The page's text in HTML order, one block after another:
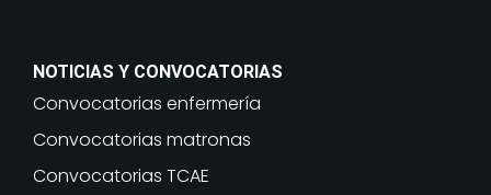
NOTICIAS Y CONVOCATORIAS
Convocatorias enfermería
Convocatorias matronas
Convocatorias TCAE